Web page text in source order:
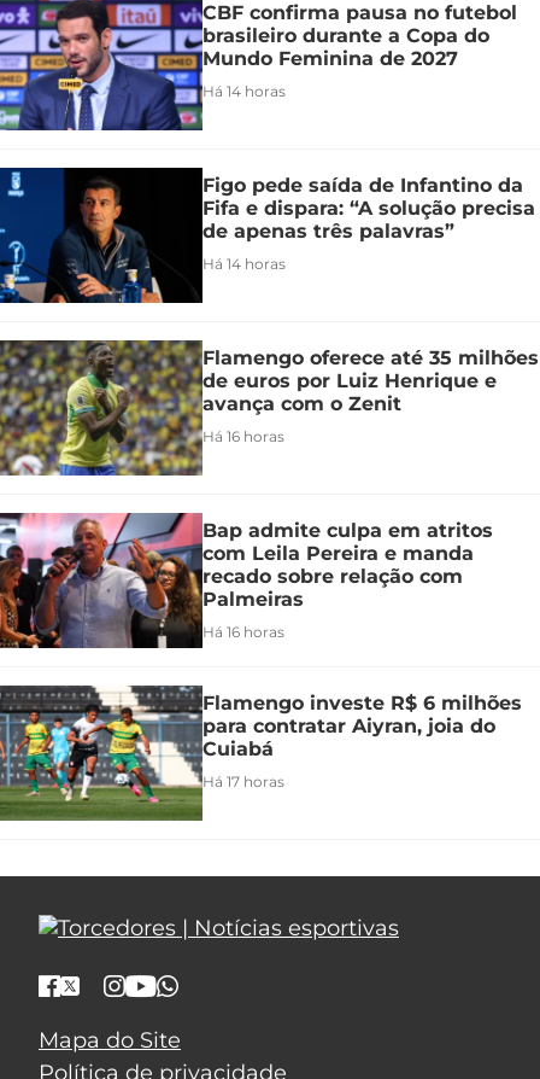
CBF confirma pausa no futebol
brasileiro durante a Copa do
Mundo Feminina de 2027
Há 14 horas
Figo pede saída de Infantino da
Fifa e dispara: “A solução precisa
de apenas três palavras”
Há 14 horas
Flamengo oferece até 35 milhões
de euros por Luiz Henrique e
avança com o Zenit
Há 16 horas
Bap admite culpa em atritos
com Leila Pereira e manda
recado sobre relação com
Palmeiras
Há 16 horas
Flamengo investe R$ 6 milhões
para contratar Aiyran, joia do
Cuiabá
Há 17 horas
Mapa do Site
Política de privacidade